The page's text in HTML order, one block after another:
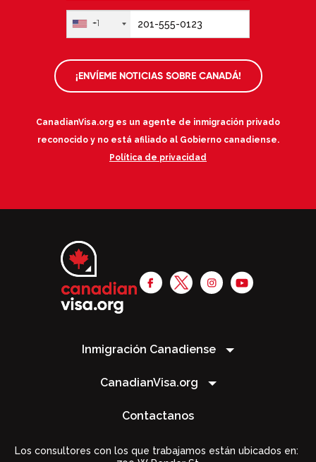
+1
¡ENVÍEME NOTICIAS SOBRE CANADÁ!
CanadianVisa.org es un agente de inmigración privado
reconocido y no está afiliado al Gobierno canadiense.
Política de privacidad
Inmigración Canadiense
CanadianVisa.org
Contactanos
Los consultores con los que trabajamos están ubicados en: